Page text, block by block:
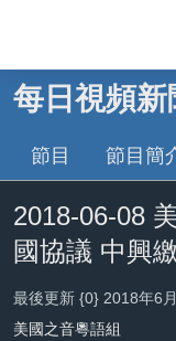
礙
轉
到
內
容
跳
主頁
美國大選2024
台灣
每日視頻新
節目 節目簡
2018-06-08
國協議 中興
最後更新 {0} 2018年6
美國之音粵語組